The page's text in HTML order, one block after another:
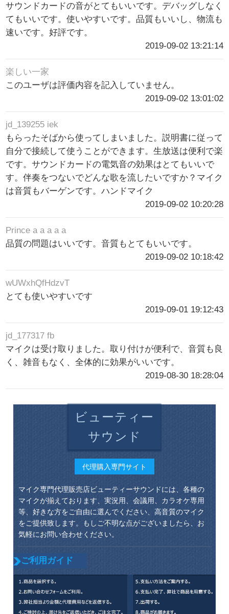
サウンドカードの音がとてもいいです。デバッグしなく
てもいいです。使いやすいです。品質もいいし、物流も
速いです。好評です。
2019-09-02 13:21:14
楽しい一家
このユーザは評価内容を記入していません。
2019-09-02 13:01:02
jd_139255 iek
もらったそばから使ってしまいました。説明書に従って
自分で接続して使うことができます。生放送は便利で楽
です。サウンドカードの電気音の効果はとてもいいで
す。伴奏をつないでどんな歌を流したいですか？マイク
は音質もバーゲンです。ハンドマイク
2019-09-02 10:20:28
Prince a a a a a
品質の問題はいいです。音質もとてもいいです。
2019-09-02 10:18:42
wUWxhQfHdzvT
とても使いやすいです
2019-09-01 19:12:43
jd_177317 fb
マイクは受け取りました。取り付けが便利で、音質も良
く、雑音もなく、全体的に効果がいいです。
2019-08-30 18:28:04
ビューティー
サウンド
代理購入専門サイト
マイク専門代理販売店ビューティーサウンドには、各種の
マイクが揃えております、実況用、会議用、カラオケ専用
等、好きな方をご自由に選んでください、高音質のマイク
をご提供致します。もしご不明な点がございましたら、お
気軽にお問い合わせください。
ご利用ガイド